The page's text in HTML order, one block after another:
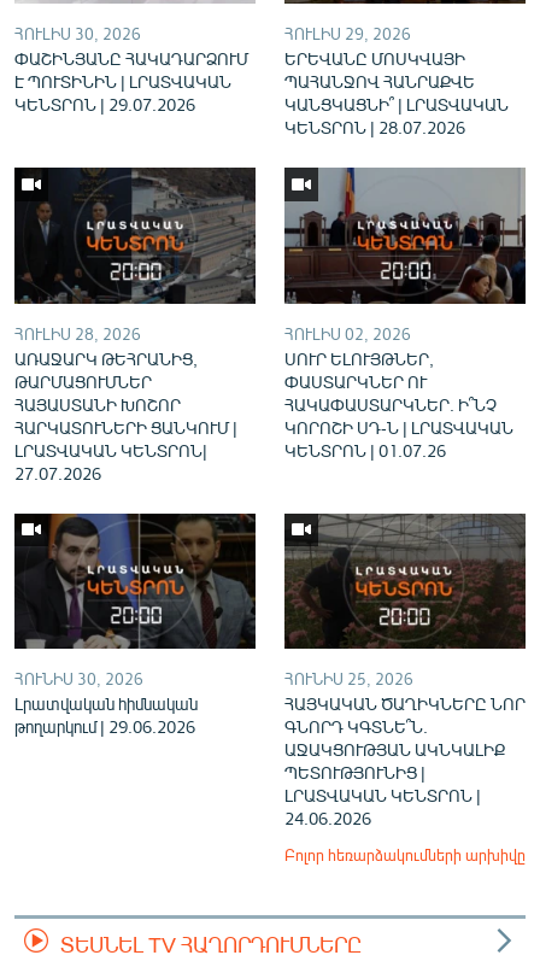
Русский
«Ազատության» բոլոր կայքերը
ՀՈՒԼԻՍ 30, 2026
ՓԱՇԻՆՅԱՆԸ ՀԱԿԱԴԱՐՁՈՒՄ
Է ՊՈՒՏԻՆԻՆ | ԼՐԱՏՎԱԿԱՆ
ԿԵՆՏՐՈՆ | 29.07.2026
ՀՈՒԼԻՍ 29, 2026
ԵՐԵՎԱՆԸ ՄՈՍԿՎԱՅԻ
ՊԱՀԱՆՋՈՎ ՀԱՆՐԱՔՎԵ
ԿԱՆՑԿԱՑՆԻ՞ | ԼՐԱՏՎԱԿԱՆ
ԿԵՆՏՐՈՆ | 28.07.2026
ՀՈՒԼԻՍ 28, 2026
ԱՌԱՋԱՐԿ ԹԵՀՐԱՆԻՑ,
ԹԱՐՄԱՑՈՒՄՆԵՐ
ՀԱՅԱՍՏԱՆԻ ԽՈՇՈՐ
ՀԱՐԿԱՏՈՒՆԵՐԻ ՑԱՆԿՈՒՄ |
ԼՐԱՏՎԱԿԱՆ ԿԵՆՏՐՈՆ|
27.07.2026
ՀՈՒԼԻՍ 02, 2026
ՍՈՒՐ ԵԼՈՒՅԹՆԵՐ,
ՓԱՍՏԱՐԿՆԵՐ ՈՒ
ՀԱԿԱՓԱՍՏԱՐԿՆԵՐ. Ի՞ՆՉ
ԿՈՐՈՇԻ ՍԴ-Ն | ԼՐԱՏՎԱԿԱՆ
ԿԵՆՏՐՈՆ | 01.07.26
ՀՈՒՆԻՍ 30, 2026
Լրատվական հիմնական
թողարկում | 29.06.2026
ՀՈՒՆԻՍ 25, 2026
ՀԱՅԿԱԿԱՆ ԾԱՂԻԿՆԵՐԸ ՆՈՐ
ԳՆՈՐԴ ԿԳՏՆԵ՞Ն.
ԱՋԱԿՑՈՒԹՅԱՆ ԱԿՆԿԱԼԻՔ
ՊԵՏՈՒԹՅՈՒՆԻՑ |
ԼՐԱՏՎԱԿԱՆ ԿԵՆՏՐՈՆ |
24.06.2026
Բոլոր հեռարձակումների արխիվը
ՏԵՍՆԵԼ TV ՀԱՂՈՐԴՈՒՄՆԵՐԸ